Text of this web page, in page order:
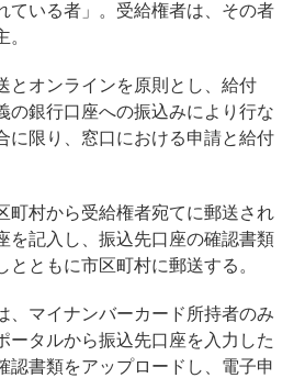
ている者」。受給権者は、その者
とオンラインを原則とし、給付
の銀行口座への振込みにより行な
に限り、窓口における申請と給付
町村から受給権者宛てに郵送され
を記入し、振込先口座の確認書類
とともに市区町村に郵送する。
、マイナンバーカード所持者のみ
ータルから振込先口座を入力した
認書類をアップロードし、電子申